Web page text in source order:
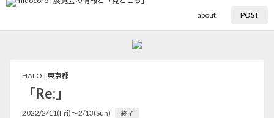
about POST
HALO | 東京都
「Re:」
2022/2/11(Fri)〜2/13(Sun) 終了